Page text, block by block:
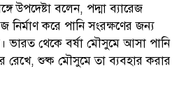
উপদেষ্টা বলেন, পদ্মা ব্যারেজ
নির্মাণ করে পানি সংরক্ষণের জন্য
ভারত থেকে বর্ষা মৌসুমে আসা পানি
রেখে, শুষ্ক মৌসুমে তা ব্যবহার করার